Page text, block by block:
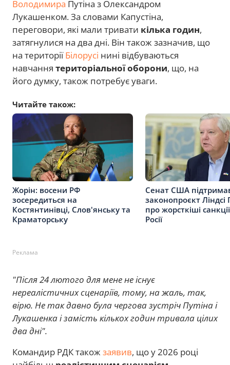
Володимира Путіна з Олександром
Лукашенком. За словами Капустіна,
переговори, які мали тривати кілька годин,
затягнулися на два дні. Він також зазначив, що
на територіїБілорусі нині відбуваються
навчання територіальної оборони, що, на
його думку, також потребує уваги.
Читайте також:
Жорін: восени РФ
зосередиться на
Костянтинівці, Слов'янську та
Краматорську
Сенат США
законопроєкт Ліндсі
про жорсткіші
Росії
Реклама
"Після 24 лютого для мене не існує
нереалістичних сценаріїв, тому, на жаль, так,
вірю. Не так давно була чергова зустріч Путіна і
Лукашенка і замість кількох годин тривала цілих
два дні".
Командир РДК також заявив, що у 2026 році